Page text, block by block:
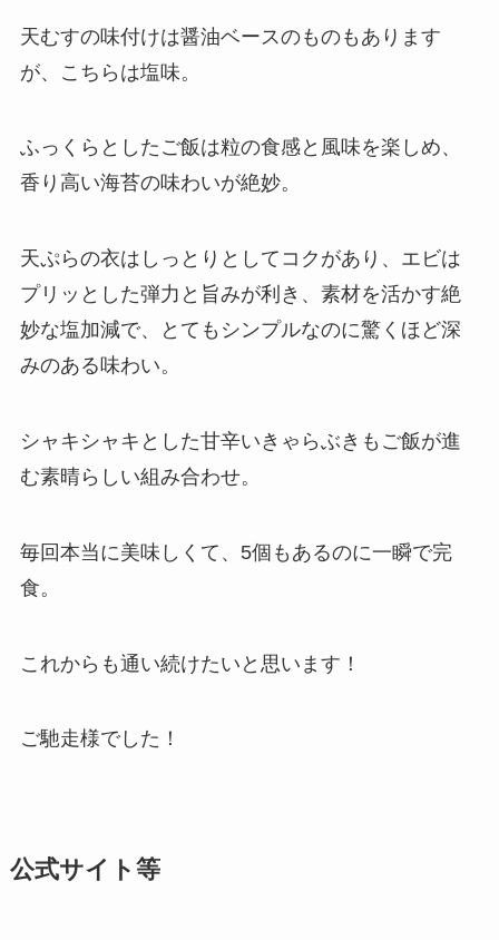
天むすの味付けは醤油ベースのものもあります
が、こちらは塩味。
ふっくらとしたご飯は粒の食感と風味を楽しめ、
香り高い海苔の味わいが絶妙。
天ぷらの衣はしっとりとしてコクがあり、エビは
プリッとした弾力と旨みが利き、素材を活かす絶
妙な塩加減で、とてもシンプルなのに驚くほど深
みのある味わい。
シャキシャキとした甘辛いきゃらぶきもご飯が進
む素晴らしい組み合わせ。
毎回本当に美味しくて、5個もあるのに一瞬で完
食。
これからも通い続けたいと思います！
ご馳走様でした！
公式サイト等